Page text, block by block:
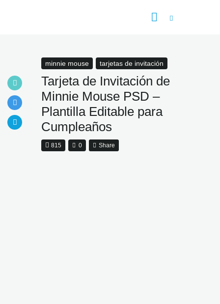
Flyer
Vector
Categoría
minnie mouse tarjetas de invitación
Tarjeta de Invitación de
Minnie Mouse PSD –
Plantilla Editable para
Cumpleaños
815 0 Share